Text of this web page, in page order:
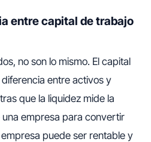
entre capital de trabajo
no son lo mismo. El capital
entre activos y
que la liquidez mide la
empresa para convertir
puede ser rentable y